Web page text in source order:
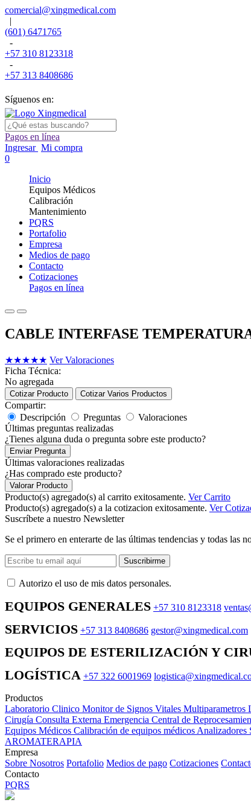
comercial@xingmedical.com
|
(601) 6471765
-
+57 310 8123318
-
+57 313 8408686
Síguenos en:
Pagos en línea
Ingresar Mi compra
0
Inicio
Equipos Médicos
Calibración
Mantenimiento
PQRS
Portafolio
Empresa
Medios de pago
Contacto
Cotizaciones
Pagos en línea
CABLE INTERFASE
★★★★★ Ver Valoraciones
Ficha Técnica:
No agregada
Cotizar Producto Cotizar Varios Productos
Compartir:
Descripción
Preguntas
Valoraciones
Últimas preguntas realizadas
¿Tienes alguna duda o pregunta sobre este producto?
Enviar Pregunta
Últimas valoraciones realizadas
¿Has comprado este producto?
Valorar Producto
Producto(s) agregado(s) al carrito exitosamente. Ver Carrito
Producto(s) agregado(s) a la cotizacion exitosamente. Ver
Suscríbete a nuestro Newsletter
Se el primero en enterarte de las últimas tendencias y todas las
Suscribirme
Autorizo ​​el uso de mis datos personales.
EQUIPOS GENERALES +57 310 8123318
SERVICIOS +57 313 8408686 gestor@xingmedical.com
EQUIPOS DE ESTERILIZACIÓN Y
LOGÍSTICA +57 322 6001969
Productos
Laboratorio Clinico Monitor de Signos Vitales Multiparametros
Cirugía Consulta Externa Emergencia Central de
Equipos Médicos Calibración de equipos médicos Analizadores
AROMATERAPIA
Empresa
Sobre Nosotros Portafolio Medios de pago Cotizaciones
Contacto
PQRS